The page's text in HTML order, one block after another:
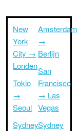
New
York
City →
Londen
Tokio
→
Seoul
Sydney
Amsterdam
→
Berlijn
San
Francisco
→ Las
Vegas
Sydney